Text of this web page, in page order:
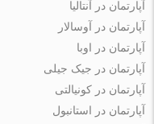
آپارتمان در آنتالیا
آپارتمان در آوسالار
آپارتمان در اوبا
آپارتمان در جیک جیلی
آپارتمان در کونیالتی
آپارتمان در استانبول